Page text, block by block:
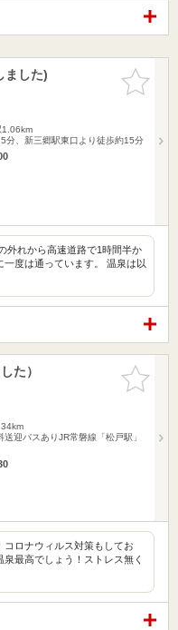
お気に入
りに追加
ました)
1.06km
分、新三郷駅東口より徒歩約15分
外れから高速道路で1時間半か
度は通っています。 温泉は以
お気に入
りに追加
た）
迎バスありJR常磐線「松戸駅」
ロナウィルス対策もしてお
最高でしょう！ストレス無く